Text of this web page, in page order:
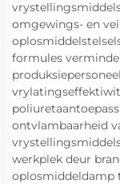
omgewings- en
formules
ontvlambaarheid
werkplek deur
oplosmiddeldamp